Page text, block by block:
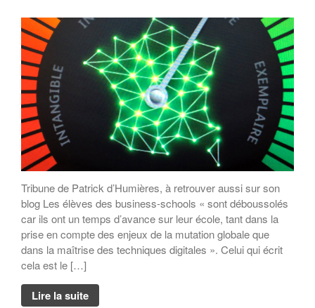
Tribune de Patrick d’Humières, à retrouver aussi sur son
blog Les élèves des business-schools « sont déboussolés
car ils ont un temps d’avance sur leur école, tant dans la
prise en compte des enjeux de la mutation globale que
dans la maîtrise des techniques digitales ». Celui qui écrit
cela est le […]
Lire la suite